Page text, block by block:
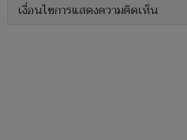
เงื่อนไขการแสดงความคิดเห็น